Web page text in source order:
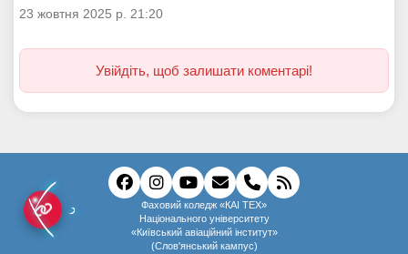
23 жовтня 2025 р. 21:20
Увійдіть, щоб залишати коментарі!
Фаховий коледж «КАІ ТЕХ»
Національного університету
«Київський авіаційний інститут»
(Слов'янський кампус)